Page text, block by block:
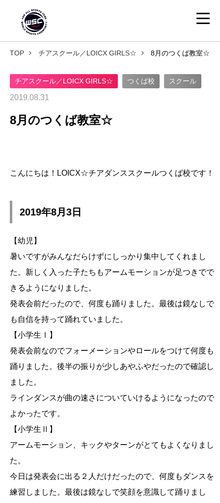
TOP チアスクール／LOICX GIRLS☆ 8月のつくば教室☆
チアスクール／LOICX GIRLS☆ つくば校 スクール
2019.08.31
8月のつくば教室☆
こんにちは！LOICX☆チアダンススクールつくば校です！
2019年8月3日
【幼児】
暑いですがみんなだらけずにしっかり集中してくれまし
た。新しく入った子たちもアームモーションが足つきでで
きるようになりました。
発表会前だったので、何度も踊りました。最後は鏡なしで
も自信を持って踊れていました。
【小学生Ⅰ】
発表会前なのでフォーメーションやロールをつけて何度も
踊りました。後半の振りが少しあやふやだったので確認し
ました。
ラインダンスが曲の速さについていけるようになったので
よかったです。
【小学生Ⅱ】
アームモーション、キックやターンがとてもよくなりまし
た。
今日は発表会に出る２人だけだったので、何度もダンスを
練習しました。最後は鏡なしで笑顔を意識して踊りまし